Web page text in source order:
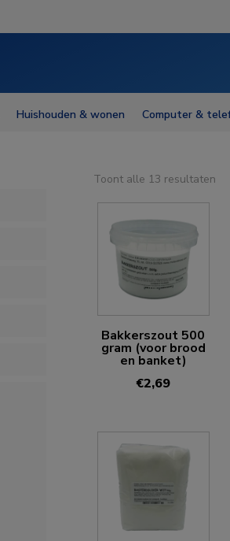
Huishouden & wonen Computer &
Toont alle 13 resultaten
Bakkerszout 500
gram (voor brood
en banket)
€2,69